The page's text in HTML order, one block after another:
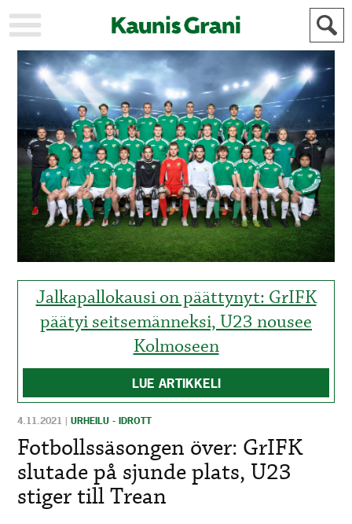
KAUPUNKI
STADEN
AJANKOHTAISTA
AKTUELLT
URHEILU
IDROTT
KULTTUURI
KULTUR
HISTORIA
HISTORIA
YLEINEN
ALLMÄN
MAINOSTAJILLE
FÖR
ANNONSÖRER
Jalkapallokausi on päättynyt: GrIFK
päätyi seitsemänneksi, U23 nousee
Kolmoseen
LUE ARTIKKELI
4.11.2021 |URHEILU - IDROTT
Fotbollssäsongen över: GrIFK
slutade på sjunde plats, U23
stiger till Trean